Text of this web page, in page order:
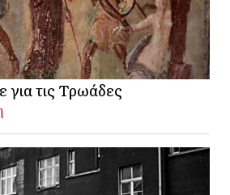
τις Τρωάδες